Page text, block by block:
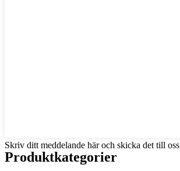
Skriv ditt meddelande här och skicka det till oss
Produktkategorier